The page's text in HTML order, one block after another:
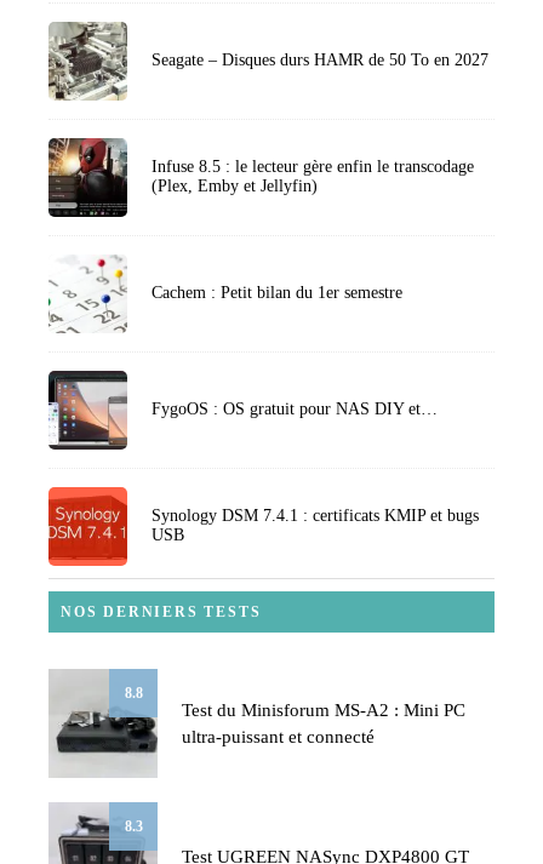
Seagate – Disques durs HAMR de 50 To en 2027
Infuse 8.5 : le lecteur gère enfin le transcodage
(Plex, Emby et Jellyfin)
Cachem : Petit bilan du 1er semestre
FygoOS : OS gratuit pour NAS DIY et…
Synology DSM 7.4.1 : certificats KMIP et bugs
USB
NOS DERNIERS TESTS
8.8
Test du Minisforum MS-A2 : Mini PC
ultra-puissant et connecté
8.3
Test UGREEN NASync DXP4800 GT